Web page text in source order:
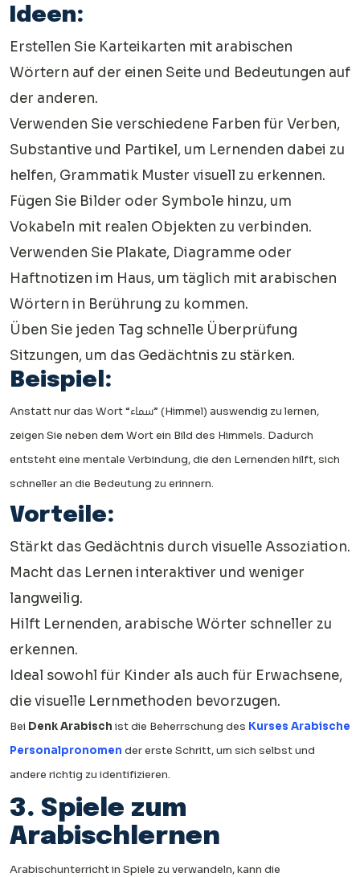
Ideen:
Erstellen Sie Karteikarten mit arabischen
Wörtern auf der einen Seite und Bedeutungen auf
der anderen.
Verwenden Sie verschiedene Farben für Verben,
Substantive und Partikel, um Lernenden dabei zu
helfen, Grammatik Muster visuell zu erkennen.
Fügen Sie Bilder oder Symbole hinzu, um
Vokabeln mit realen Objekten zu verbinden.
Verwenden Sie Plakate, Diagramme oder
Haftnotizen im Haus, um täglich mit arabischen
Wörtern in Berührung zu kommen.
Üben Sie jeden Tag schnelle Überprüfung
Sitzungen, um das Gedächtnis zu stärken.
Beispiel:
Anstatt nur das Wort “سماء” (Himmel) auswendig zu lernen,
zeigen Sie neben dem Wort ein Bild des Himmels. Dadurch
entsteht eine mentale Verbindung, die den Lernenden hilft, sich
schneller an die Bedeutung zu erinnern.
Vorteile:
Stärkt das Gedächtnis durch visuelle Assoziation.
Macht das Lernen interaktiver und weniger
langweilig.
Hilft Lernenden, arabische Wörter schneller zu
erkennen.
Ideal sowohl für Kinder als auch für Erwachsene,
die visuelle Lernmethoden bevorzugen.
Bei Denk Arabisch ist die Beherrschung des Kurses Arabische
Personalpronomen der erste Schritt, um sich selbst und
andere richtig zu identifizieren.
3. Spiele zum
Arabischlernen
Arabischunterricht in Spiele zu verwandeln, kann die